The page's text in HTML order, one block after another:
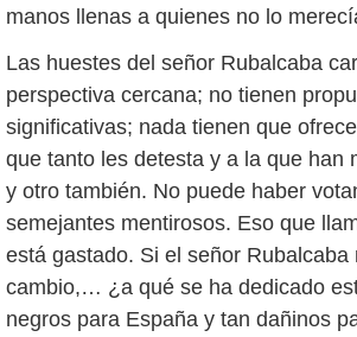
manos llenas a quienes no lo
Las huestes del señor Rubalcaba
perspectiva cercana; no tienen
significativas; nada tienen que
que tanto les detesta y a la que han
y otro también. No puede haber
semejantes mentirosos. Eso que
está gastado. Si el señor Rubalcaba
cambio,… ¿a qué se ha dedicado
negros para España y tan dañinos